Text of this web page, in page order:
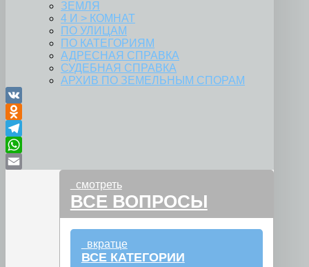
ЗЕМЛЯ
4 И > КОМНАТ
ПО УЛИЦАМ
ПО КАТЕГОРИЯМ
АДРЕСНАЯ СПРАВКА
СУДЕБНАЯ СПРАВКА
АРХИВ ПО ЗЕМЕЛЬНЫМ СПОРАМ
VK
Odnoklassniki
Telegram
WhatsApp
смотреть
ВСЕ ВОПРОСЫ
вкратце
ВСЕ КАТЕГОРИИ